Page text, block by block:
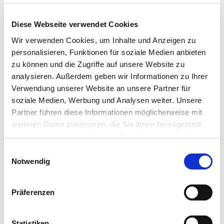
Diese Webseite verwendet Cookies
Wir verwenden Cookies, um Inhalte und Anzeigen zu
personalisieren, Funktionen für soziale Medien anbieten
zu können und die Zugriffe auf unsere Website zu
analysieren. Außerdem geben wir Informationen zu Ihrer
Verwendung unserer Website an unsere Partner für
soziale Medien, Werbung und Analysen weiter. Unsere
Partner führen diese Informationen möglicherweise mit
weiteren Daten zusammen, die Sie ihnen bereitgestellt
haben oder die sie im Rahmen Ihrer Nutzung der Dienste
betätigen Sie anschließend den "OK"-Button:
Notwendig
Präferenzen
Zimmerpflanze ganzjährig grün bleibt. Ein Rückschnitt ist in
Weitere Informationen
Mehrjährige, schnell wachsende Kletterpflanze mit
essbaren Blättern und vielseitiger Verwendung als Tee-
und Würzkraut
sonnige, halbschattige oder schattige Standorte mit
leichtem Winterschutz
Lieferumfang je Verpackungseinheit (VE): 3 Stück